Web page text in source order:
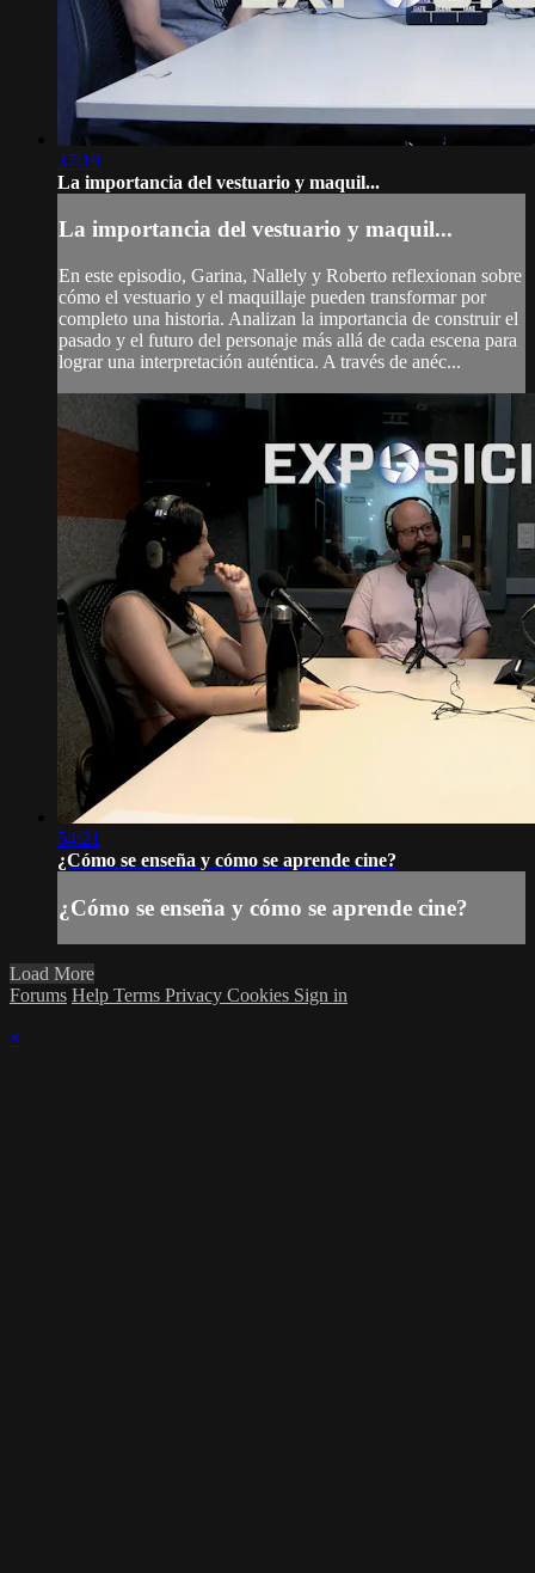
37:19
La importancia del vestuario y maquil...
La importancia del vestuario y maquil...
En este episodio, Garina, Nallely y Roberto reflexionan sobre
cómo el vestuario y el maquillaje pueden transformar por
completo una historia. Analizan la importancia de construir el
pasado y el futuro del personaje más allá de cada escena para
lograr una interpretación auténtica. A través de anéc...
54:21
¿Cómo se enseña y cómo se aprende cine?
¿Cómo se enseña y cómo se aprende cine?
Load More
Forums Help Terms Privacy Cookies Sign in
×